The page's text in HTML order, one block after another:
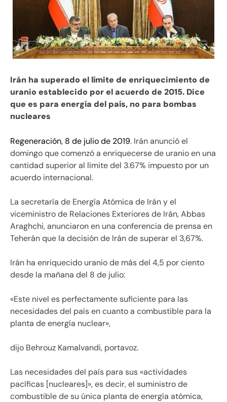
Irán ha superado el límite de enriquecimiento de
uranio establecido por el acuerdo de 2015. Dice
que es para energía del país, no para bombas
nucleares
Regeneración, 8 de julio de 2019. Irán anunció el
domingo que comenzó a enriquecerse de uranio en una
cantidad superior al límite del 3.67% impuesto por un
acuerdo internacional.
La secretaría de Energía Atómica de Irán y el
viceministro de Relaciones Exteriores de Irán, Abbas
Araghchi, anunciaron en una conferencia de prensa en
Teherán que la decisión de Irán de superar el 3,67%.
Irán ha enriquecido uranio de más del 4,5 por ciento
desde la mañana del 8 de julio:
«Este nivel es perfectamente suficiente para las
necesidades del país en cuanto a combustible para la
planta de energía nuclear»,
dijo Behrouz Kamalvandi, portavoz.
Las necesidades del país para sus «actividades
pacíficas [nucleares]», es decir, el suministro de
combustible de su única planta de energía atómica,